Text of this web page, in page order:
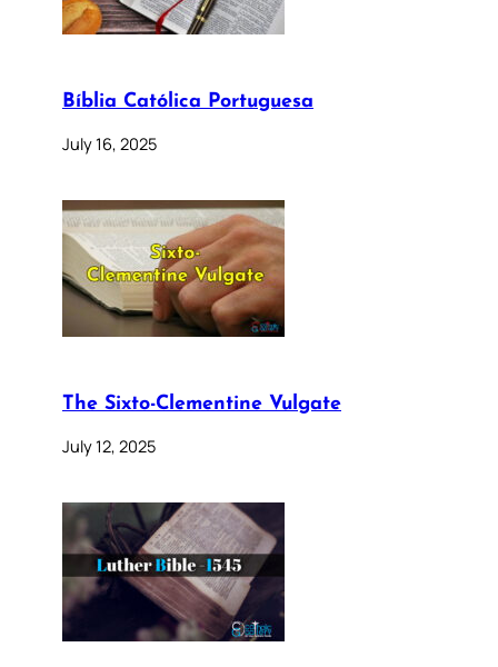
Bíblia Católica Portuguesa
July 16, 2025
The Sixto-Clementine Vulgate
July 12, 2025